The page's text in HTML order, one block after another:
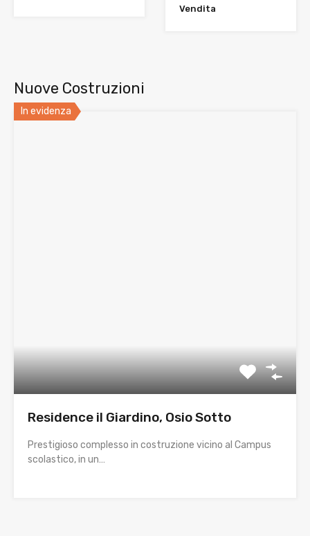
Vendita
Nuove Costruzioni
In evidenza
Residence il Giardino, Osio Sotto
Prestigioso complesso in costruzione vicino al Campus
scolastico, in un…